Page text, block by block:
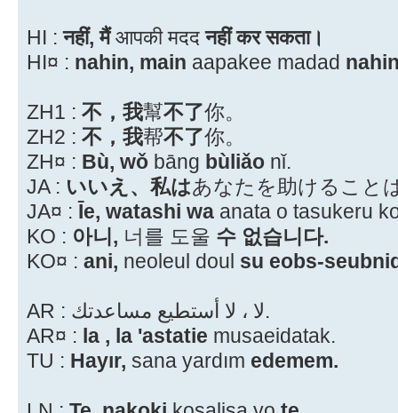
HI :नहीं, मैंआपकी मददनहीं कर सकता।
HI¤ : nahin, main aapakee madad
ZH1 : 不，我幫不了你。
ZH2 : 不，我帮不了你。
ZH¤ : Bù, wǒ bāng bùliǎo nǐ.
JA : いいえ、私はあなたを助けること
JA¤ : Īe, watashi wa anata o tasukeru
KO : 아니, 너를 도울 수 없습니다.
KO¤ : ani, neoleul doul su eobs-
AR : لا ، لا أستطيع مساعدتك.
AR¤ : la , la 'astatie musaeidatak.
TU : Hayır, sana yardım edemem.